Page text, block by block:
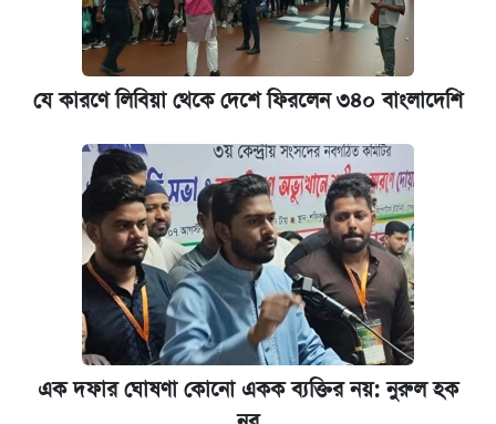
যে কারণে লিবিয়া থেকে দেশে ফিরলেন ৩৪০ বাংলাদেশি
এক দফার ঘোষণা কোনো একক ব্যক্তির নয়: নুরুল হক